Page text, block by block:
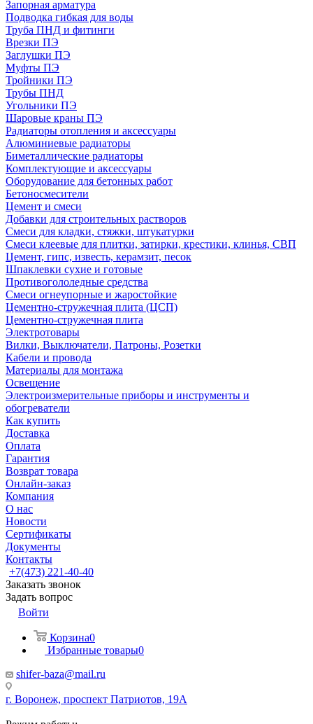
Запорная арматура
Подводка гибкая для воды
Труба ПНД и фитинги
Врезки ПЭ
Заглушки ПЭ
Муфты ПЭ
Тройники ПЭ
Трубы ПНД
Угольники ПЭ
Шаровые краны ПЭ
Радиаторы отопления и аксессуары
Алюминиевые радиаторы
Биметаллические радиаторы
Комплектующие и аксессуары
Оборудование для бетонных работ
Бетоносмесители
Цемент и смеси
Добавки для строительных растворов
Смеси для кладки, стяжки, штукатурки
Смеси клеевые для плитки, затирки, крестики, клинья, СВП
Цемент, гипс, известь, керамзит, песок
Шпаклевки сухие и готовые
Противогололедные средства
Смеси огнеупорные и жаростойкие
Цементно-стружечная плита (ЦСП)
Цементно-стружечная плита
Электротовары
Вилки, Выключатели, Патроны, Розетки
Кабели и провода
Материалы для монтажа
Освещение
Электроизмерительные приборы и инструменты и
обогреватели
Как купить
Доставка
Оплата
Гарантия
Возврат товара
Онлайн-заказ
Компания
О нас
Новости
Сертификаты
Документы
Контакты
+7(473) 221-40-40
Заказать звонок
Задать вопрос
Войти
Корзина0
Избранные товары0
shifer-baza@mail.ru
г. Воронеж, проспект Патриотов, 19А